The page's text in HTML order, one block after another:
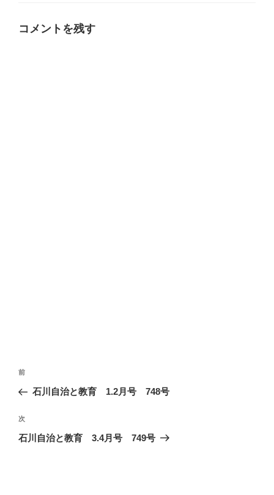
コメントを残す
投
ナ
ビ
ゲ
前
の
稿
前
石川自治と教育 1.2月号 748号
次
の
次
石川自治と教育 3.4月号 749号